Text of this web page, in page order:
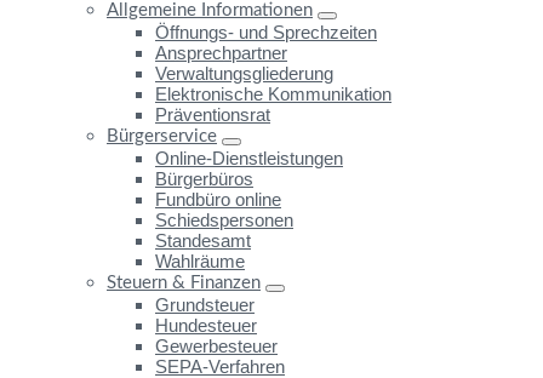
Allgemeine Informationen
Öffnungs- und Sprechzeiten
Ansprechpartner
Verwaltungsgliederung
Elektronische Kommunikation
Präventionsrat
Bürgerservice
Online-Dienstleistungen
Bürgerbüros
Fundbüro online
Schiedspersonen
Standesamt
Wahlräume
Steuern & Finanzen
Grundsteuer
Hundesteuer
Gewerbesteuer
SEPA-Verfahren